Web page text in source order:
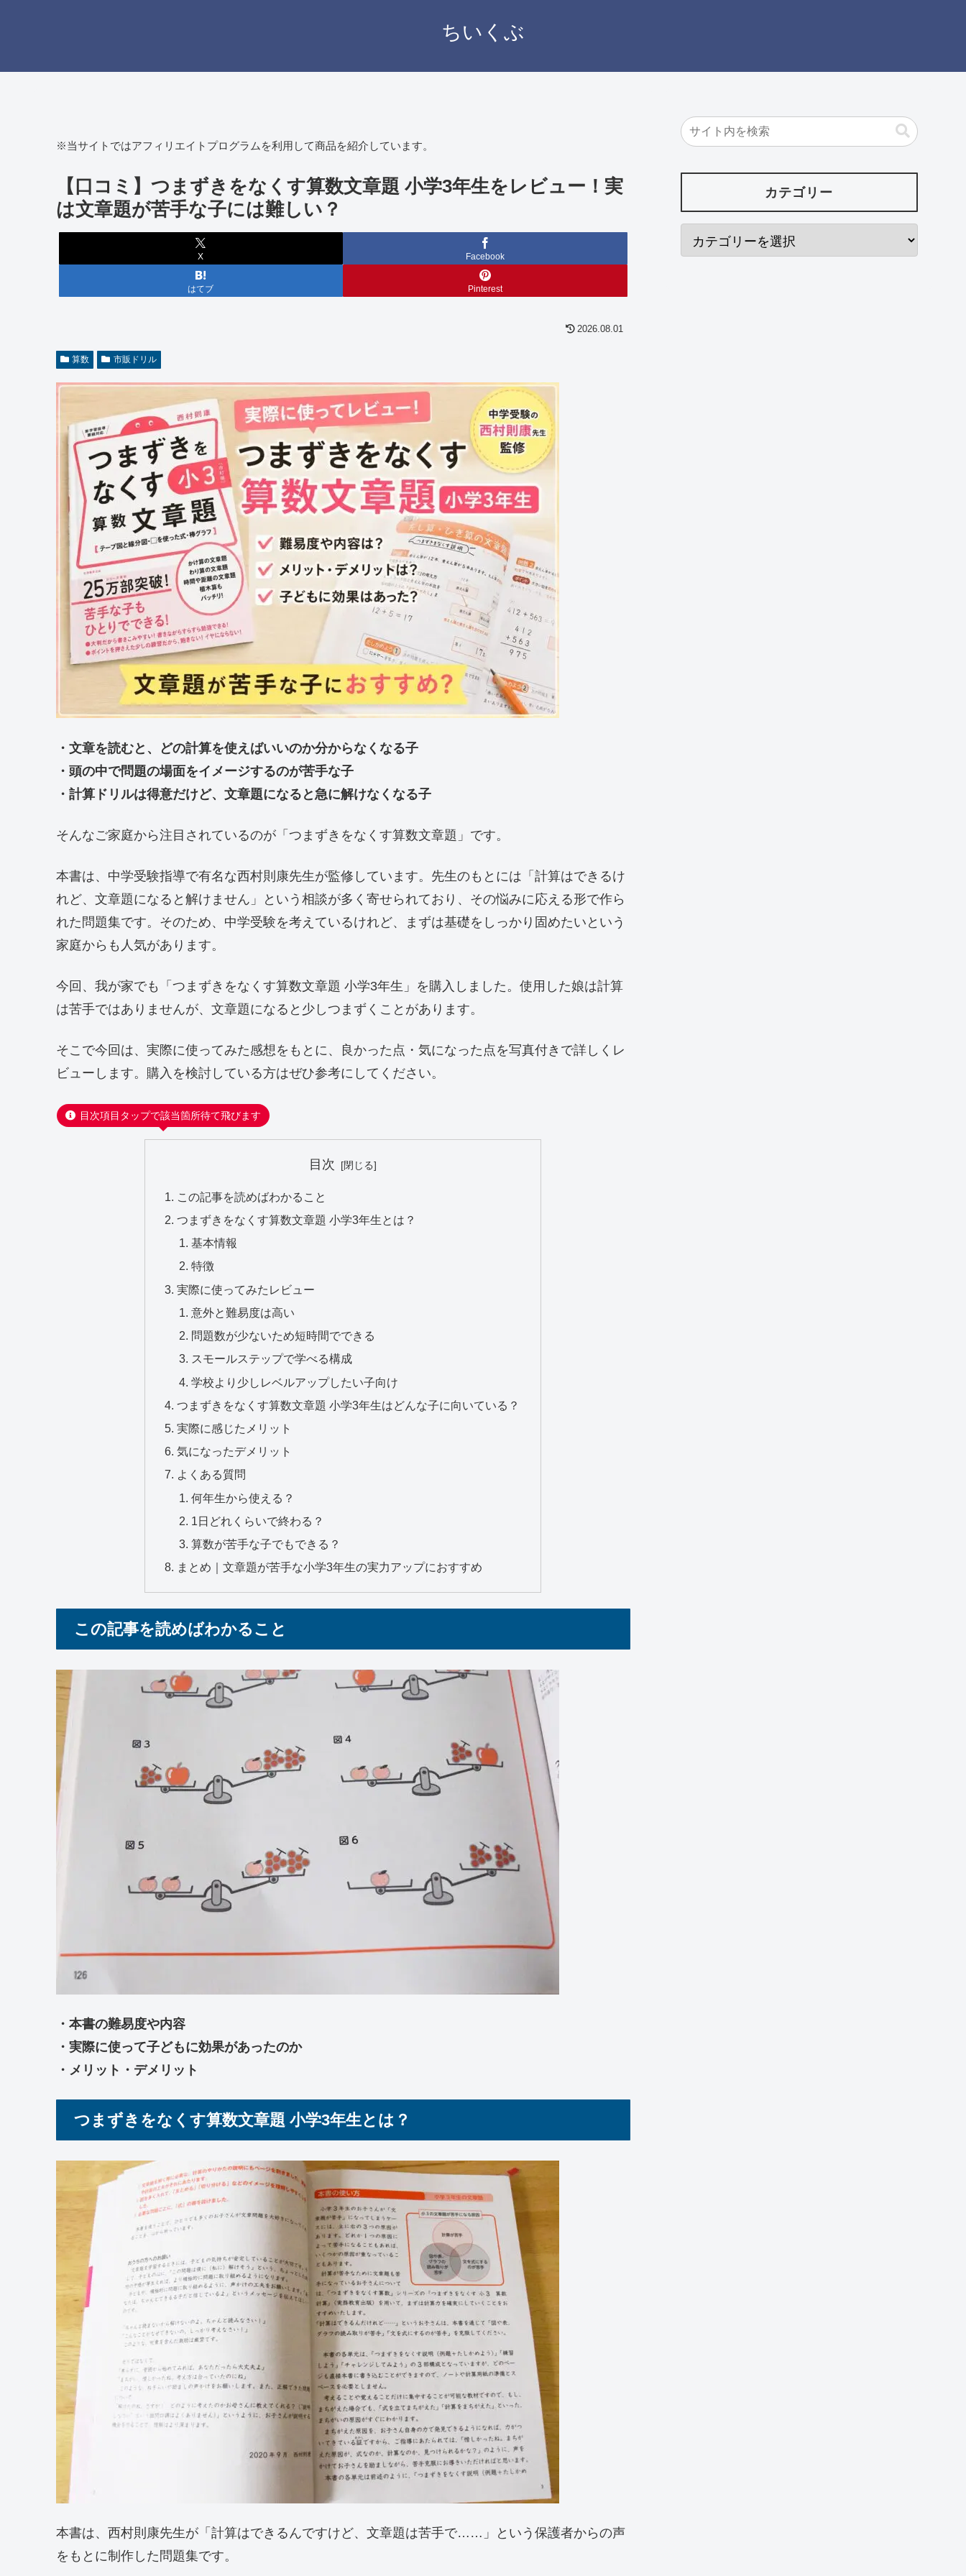
ちいくぶ
※当サイトではアフィリエイトプログラムを利用して商品を紹介しています。
【口コミ】つまずきをなくす算数文章題 小学3年生をレビュー！実
は文章題が苦手な子には難しい？
X Facebook
はてブ Pinterest
2026.08.01
算数 市販ドリル
・文章を読むと、どの計算を使えばいいのか分からなくなる子
・頭の中で問題の場面をイメージするのが苦手な子
・計算ドリルは得意だけど、文章題になると急に解けなくなる子
そんなご家庭から注目されているのが「つまずきをなくす算数文章題」です。
本書は、中学受験指導で有名な西村則康先生が監修しています。先生のもとには「計算はできるけ
れど、文章題になると解けません」という相談が多く寄せられており、その悩みに応える形で作ら
れた問題集です。そのため、中学受験を考えているけれど、まずは基礎をしっかり固めたいという
家庭からも人気があります。
今回、我が家でも「つまずきをなくす算数文章題 小学3年生」を購入しました。使用した娘は計算
は苦手ではありませんが、文章題になると少しつまずくことがあります。
そこで今回は、実際に使ってみた感想をもとに、良かった点・気になった点を写真付きで詳しくレ
ビューします。購入を検討している方はぜひ参考にしてください。
目次項目タップで該当箇所待て飛びます
目次
この記事を読めばわかること
つまずきをなくす算数文章題 小学3年生とは？
基本情報
特徴
実際に使ってみたレビュー
意外と難易度は高い
問題数が少ないため短時間でできる
スモールステップで学べる構成
学校より少しレベルアップしたい子向け
つまずきをなくす算数文章題 小学3年生はどんな子に向いている？
実際に感じたメリット
気になったデメリット
よくある質問
何年生から使える？
1日どれくらいで終わる？
算数が苦手な子でもできる？
まとめ｜文章題が苦手な小学3年生の実力アップにおすすめ
この記事を読めばわかること
・本書の難易度や内容
・実際に使って子どもに効果があったのか
・メリット・デメリット
つまずきをなくす算数文章題 小学3年生とは？
本書は、西村則康先生が「計算はできるんですけど、文章題は苦手で……」という保護者からの声
をもとに制作した問題集です。
カテゴリー